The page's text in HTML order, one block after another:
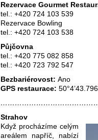
Rezervace Gourmet
tel.: +420 724 103 539
Rezervace Bowling
tel.: +420 724 103 538
Půjčovna
tel.: +420 775 082 858
tel.: +420 723 792 547
Bezbariérovost: Ano
GPS restaurace:
Strahov
Když procházíme celým
areálem napříč, nabízí